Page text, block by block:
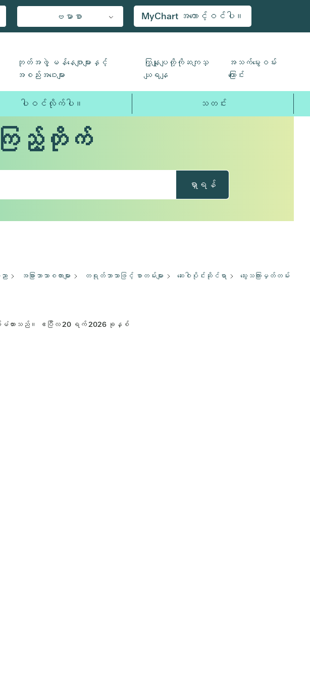
ဗမာစာ MyChart အကောင့်ဝင်ပါ။
ဘုတ်အဖွဲ့ မန်နေဂျာများနှင့်
အစည်းအဝေးများ
ကြှနျုပျတို့ကိုဆကျသှ
ယျရနျ
အသက်မွေးဝမ်း
ကြောင်း
ပါဝင်လိုက်ပါ။ သတင်း
ကြည့်တိုက်
ရှာရန်
ာ အခြားဘာသာစကားများ တရုတ်ဘာသာဖြင့် စာတမ်းများ ​ဆေး​ဝါ​ပိုင်း​ဆိုင်​ရာ သွေးသကြားမှတ်တမ်း
မံထားသည်။ ဧပြီလ 20 ရက် 2026 ခုနှစ်